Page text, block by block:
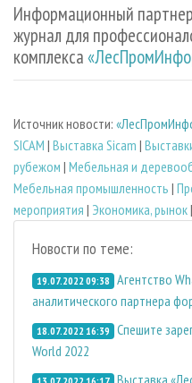
Информационный
журнал для
комплекса
Источник новости:
SICAM | Выставка Sicam |
рубежом | Мебельная и
Мебельная промышленность |
мероприятия | Экономика, рынок|
Новости по теме:
19.07.2022 09:38 Агентство
аналитического партнера
18.07.2022 16:39 Спешите
World 2022